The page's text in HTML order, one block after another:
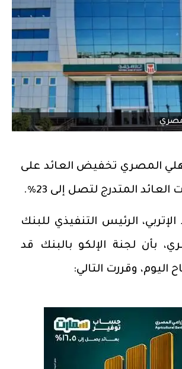
المصري تخفيض العائد على
المتدرج لتصل إلى 23%.
الرئيس التنفيذي للبنك
بأن لجنة الإلكو بالبنك قد
وقررت التالي: